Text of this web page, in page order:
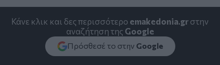
Κάνε κλικ και δες περισσότερο emakedonia.grστην
αναζήτηση της Google
Πρόσθεσέ το στην Google